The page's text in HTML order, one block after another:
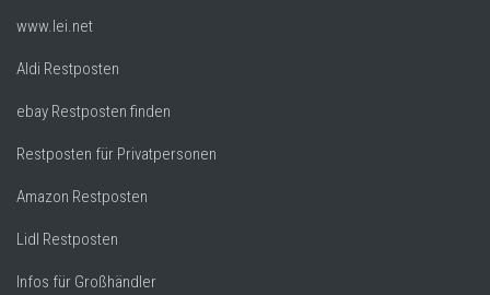
www.lei.net
Aldi Restposten
ebay Restposten finden
Restposten für Privatpersonen
Amazon Restposten
Lidl Restposten
Infos für Großhändler